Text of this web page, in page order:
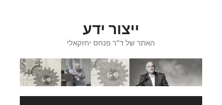
ייצור ידע
האתר של ד"ר פנחס יחזקאלי